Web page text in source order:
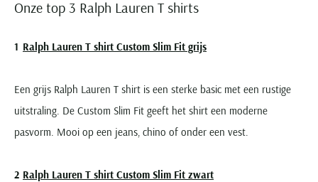
Onze top 3 Ralph Lauren T shirts
Ralph Lauren T shirt Custom Slim Fit grijs
Een grijs Ralph Lauren T shirt is een sterke basic met een rustige
uitstraling. De Custom Slim Fit geeft het shirt een moderne
pasvorm. Mooi op een jeans, chino of onder een vest.
Ralph Lauren T shirt Custom Slim Fit zwart